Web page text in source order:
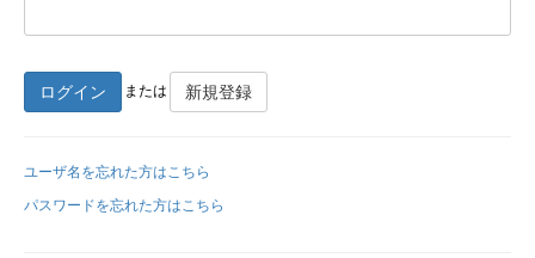
新規登録
ログイン または 新規登録
ユーザ名を忘れた方はこちら
パスワードを忘れた方はこちら